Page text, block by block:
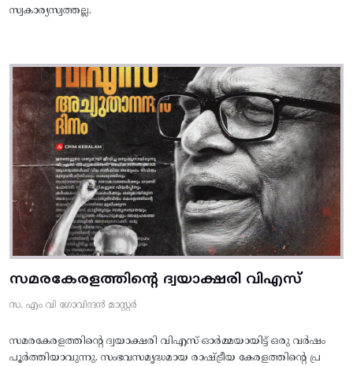
സ്വകാര്യസ്വത്തല്ല.
സമരകേരളത്തിൻ്റെ ദ്വയാക്ഷരി വിഎസ്
സ. എം വി ഗോവിന്ദൻ മാസ്റ്റർ
സമരകേരളത്തിൻ്റെ ദ്വയാക്ഷരി വിഎസ് ഓർമ്മയായിട്ട് ഒരു വർഷം
പൂർത്തിയാവുന്നു. സംഭവസമൃദ്ധമായ രാഷ്ട്രീയ കേരളത്തിന്റെ പ്ര